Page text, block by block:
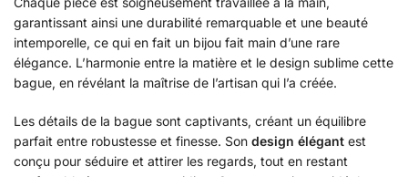
garantissant ainsi une durabilité remarquable et une beauté
intemporelle, ce qui en fait un bijou fait main d’une rare
élégance. L’harmonie entre la matière et le design sublime cette
bague, en révélant la maîtrise de l’artisan qui l’a créée.
Les détails de la bague sont captivants, créant un équilibre
parfait entre robustesse et finesse. Son design élégant est
conçu pour séduire et attirer les regards, tout en restant